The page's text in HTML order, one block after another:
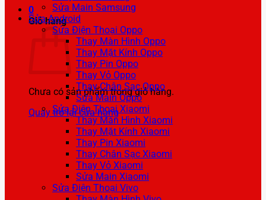
0
Giỏ hàng
Chưa có sản phẩm trong giỏ hàng.
Quay trở lại cửa hàng
Sửa Main Samsung
Sửa Android
Sửa Điện Thoại Oppo
Thay Màn Hình Oppo
Thay Mặt Kính Oppo
Thay Pin Oppo
Thay Vỏ Oppo
Thay Chân Sạc Oppo
Sửa Main Oppo
Sửa Điện Thoại Xiaomi
Thay Màn Hình Xiaomi
Thay Mặt Kính Xiaomi
Thay Pin Xiaomi
Thay Chân Sạc Xiaomi
Thay Vỏ Xiaomi
Sửa Main Xiaomi
Sửa Điện Thoại Vivo